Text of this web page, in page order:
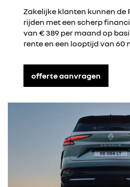
Zakelijke klanten kunnen de
rijden met een scherp
van € 389 per maand op
rente en een looptijd van 60
offerte aanvragen